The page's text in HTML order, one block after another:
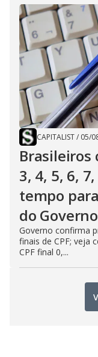
CAPITALIST/ 05/
Brasileiros
3, 4, 5, 6,
tempo
do
Governo confirma
finais de CPF; veja
CPF final 0,...